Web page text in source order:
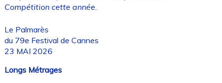
Compétition cette année.
Le Palmarès
du 79e Festival de Cannes
23 MAI 2026
Longs Métrages